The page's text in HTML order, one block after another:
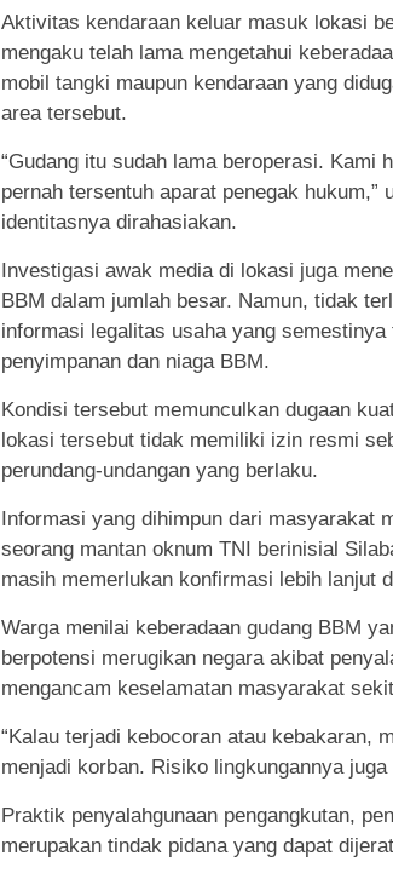
Aktivitas kendaraan keluar masuk lokasi
mengaku telah lama mengetahui
mobil tangki maupun kendaraan yang
area tersebut.
“Gudang itu sudah lama beroperasi. Kami
pernah tersentuh aparat penegak hukum,”
identitasnya dirahasiakan.
Investigasi awak media di lokasi juga
BBM dalam jumlah besar. Namun, tidak
informasi legalitas usaha yang
penyimpanan dan niaga BBM.
Kondisi tersebut memunculkan dugaan
lokasi tersebut tidak memiliki izin resmi
perundang-undangan yang berlaku.
Informasi yang dihimpun dari masyarakat
seorang mantan oknum TNI berinisial
masih memerlukan konfirmasi lebih lanjut
Warga menilai keberadaan gudang BBM
berpotensi merugikan negara akibat
mengancam keselamatan masyarakat
“Kalau terjadi kebocoran atau kebakaran,
menjadi korban. Risiko lingkungannya
Praktik penyalahgunaan pengangkutan,
merupakan tindak pidana yang dapat